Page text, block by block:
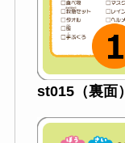
st015（裏面）